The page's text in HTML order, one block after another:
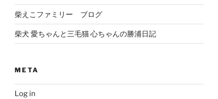
柴えこファミリー ブログ
柴犬 愛ちゃんと三毛猫 心ちゃんの勝浦日記
META
Log in